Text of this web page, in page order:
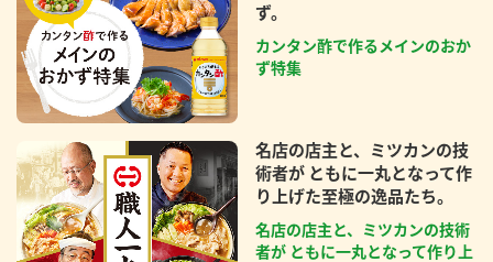
ず。
カンタン酢で作るメインのおか
ず特集
名店の店主と、ミツカンの技
術者が ともに一丸となって作
り上げた至極の逸品たち。
名店の店主と、ミツカンの技術
者が ともに一丸となって作り上